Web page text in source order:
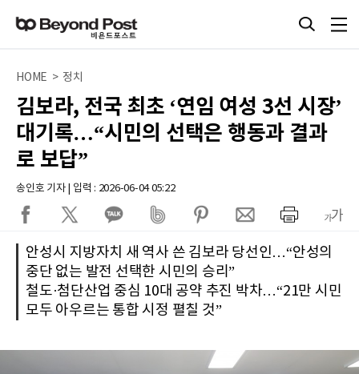
HOME > 정치
김보라, 전국 최초 ‘연임 여성 3선 시장’
대기록…“시민의 선택은 행동과 결과
로 보답”
송인호 기자 | 입력 : 2026-06-04 05:22
안성시 지방자치 새 역사 쓴 김보라 당선인…“안성의
중단 없는 발전 선택한 시민의 승리”
철도·첨단산업 중심 10대 공약 추진 박차…“21만 시민
모두 아우르는 통합 시정 펼칠 것”